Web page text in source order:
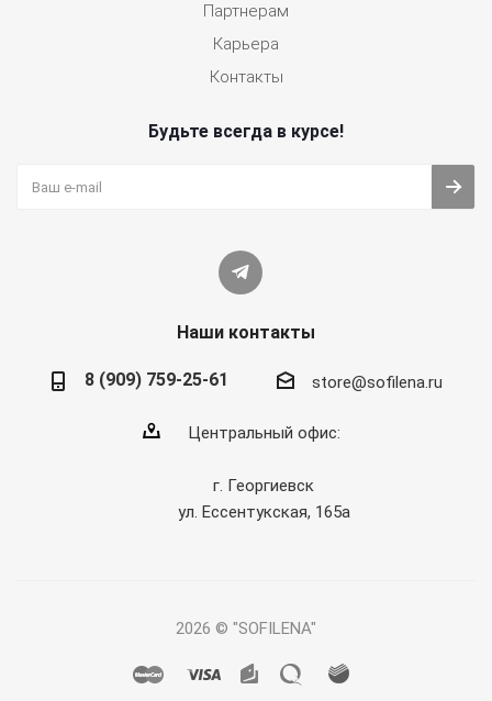
Партнерам
Карьера
Контакты
Будьте всегда в курсе!
Наши контакты
8 (909) 759-25-61 store@sofilena.ru
Центральный офис:
г. Георгиевск
ул. Ессентукская, 165а
2026 © "SOFILENA"